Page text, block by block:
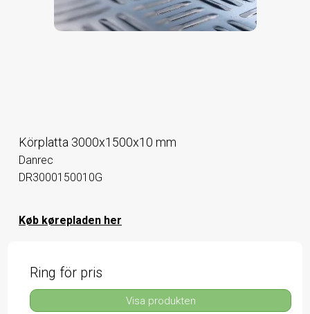
Körplatta 3000x1500x10 mm
Danrec
DR3000150010G
Køb kørepladen her
Ring för pris
Visa produkten